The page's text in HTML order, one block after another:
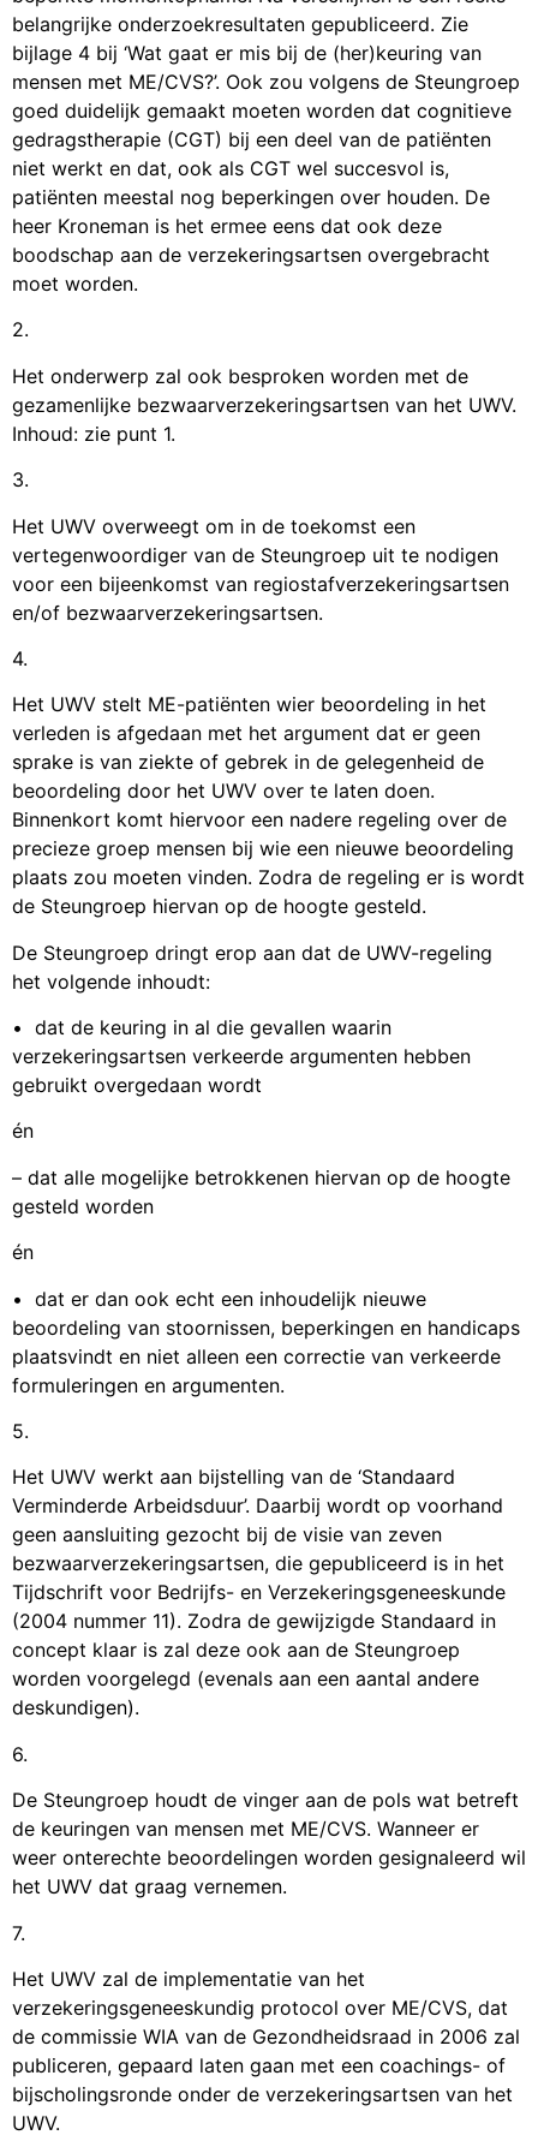
belangrijke onderzoekresultaten gepubliceerd. Zie
bijlage 4 bij ‘Wat gaat er mis bij de (her)keuring van
mensen met ME/CVS?’. Ook zou volgens de Steungroep
goed duidelijk gemaakt moeten worden dat cognitieve
gedragstherapie (CGT) bij een deel van de patiënten
niet werkt en dat, ook als CGT wel succesvol is,
patiënten meestal nog beperkingen over houden. De
heer Kroneman is het ermee eens dat ook deze
boodschap aan de verzekeringsartsen overgebracht
moet worden.
2.
Het onderwerp zal ook besproken worden met de
gezamenlijke bezwaarverzekeringsartsen van het UWV.
Inhoud: zie punt 1.
3.
Het UWV overweegt om in de toekomst een
vertegenwoordiger van de Steungroep uit te nodigen
voor een bijeenkomst van regiostafverzekeringsartsen
en/of bezwaarverzekeringsartsen.
4.
Het UWV stelt ME-patiënten wier beoordeling in het
verleden is afgedaan met het argument dat er geen
sprake is van ziekte of gebrek in de gelegenheid de
beoordeling door het UWV over te laten doen.
Binnenkort komt hiervoor een nadere regeling over de
precieze groep mensen bij wie een nieuwe beoordeling
plaats zou moeten vinden. Zodra de regeling er is wordt
de Steungroep hiervan op de hoogte gesteld.
De Steungroep dringt erop aan dat de UWV-regeling
het volgende inhoudt:
• dat de keuring in al die gevallen waarin
verzekeringsartsen verkeerde argumenten hebben
gebruikt overgedaan wordt
én
– dat alle mogelijke betrokkenen hiervan op de hoogte
gesteld worden
én
• dat er dan ook echt een inhoudelijk nieuwe
beoordeling van stoornissen, beperkingen en handicaps
plaatsvindt en niet alleen een correctie van verkeerde
formuleringen en argumenten.
5.
Het UWV werkt aan bijstelling van de ‘Standaard
Verminderde Arbeidsduur’. Daarbij wordt op voorhand
geen aansluiting gezocht bij de visie van zeven
bezwaarverzekeringsartsen, die gepubliceerd is in het
Tijdschrift voor Bedrijfs- en Verzekeringsgeneeskunde
(2004 nummer 11). Zodra de gewijzigde Standaard in
concept klaar is zal deze ook aan de Steungroep
worden voorgelegd (evenals aan een aantal andere
deskundigen).
6.
De Steungroep houdt de vinger aan de pols wat betreft
de keuringen van mensen met ME/CVS. Wanneer er
weer onterechte beoordelingen worden gesignaleerd wil
het UWV dat graag vernemen.
7.
Het UWV zal de implementatie van het
verzekeringsgeneeskundig protocol over ME/CVS, dat
de commissie WIA van de Gezondheidsraad in 2006 zal
publiceren, gepaard laten gaan met een coachings- of
bijscholingsronde onder de verzekeringsartsen van het
UWV.